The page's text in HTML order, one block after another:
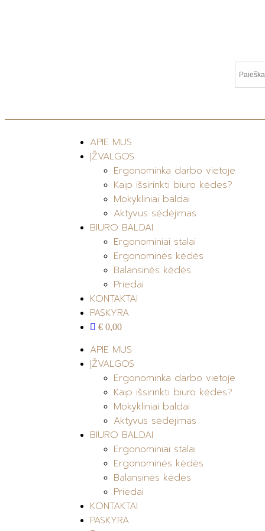
APIE MUS
ĮŽVALGOS
Ergonominka darbo vietoje
Kaip išsirinkti biuro kėdes?
Mokykliniai baldai
Aktyvus sėdėjimas
BIURO BALDAI
Ergonominiai stalai
Ergonominės kėdės
Balansinės kėdės
Priedai
KONTAKTAI
PASKYRA
€ 0,00
APIE MUS
ĮŽVALGOS
Ergonominka darbo vietoje
Kaip išsirinkti biuro kėdes?
Mokykliniai baldai
Aktyvus sėdėjimas
BIURO BALDAI
Ergonominiai stalai
Ergonominės kėdės
Balansinės kėdės
Priedai
KONTAKTAI
PASKYRA